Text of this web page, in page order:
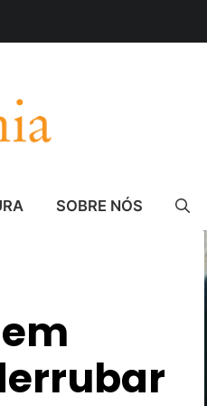
SOBRE NÓS